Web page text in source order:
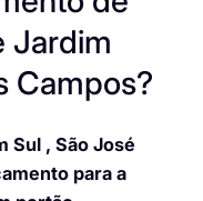
Jardim
Campos?
Sul , São José
para a